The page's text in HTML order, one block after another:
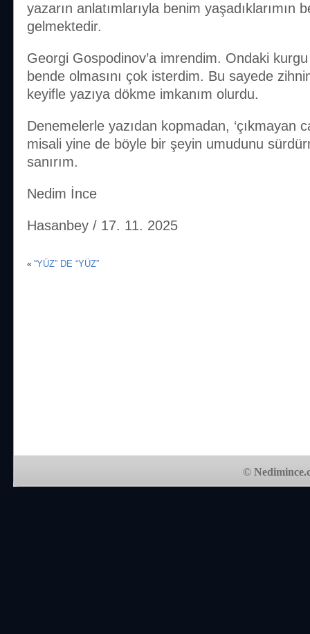
yazarın anlatımlarıyla benim yaşadıklarımın
gelmektedir.
Georgi Gospodinov’a imrendim. Ondaki
bende olmasını çok isterdim. Bu sayede
keyifle yazıya dökme imkanım olurdu.
Denemelerle yazıdan kopmadan, ‘çıkmayan
misali yine de böyle bir şeyin umudunu
sanırım.
Nedim İnce
Hasanbey / 17. 11. 2025
« “YÜZ” DE “YÜZ”
©